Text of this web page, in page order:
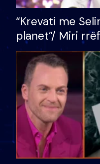
“Krevati me
planet”/ Miri
bukura në
mungojë zilja